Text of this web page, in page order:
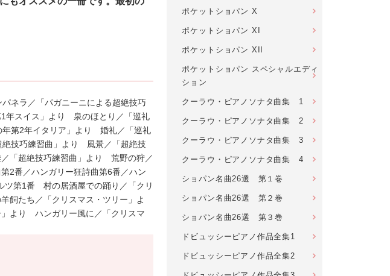
ネラ／「パガニーニによる超絶技巧
1年スイス」より 泉のほとり／「巡礼
第2年イタリア」より 婚礼／「巡礼
技巧練習曲」より 風景／「超絶技
「超絶技巧練習曲」より 荒野の狩／
2番／ハンガリー狂詩曲第6番／ハン
ツ第1番 村の居酒屋での踊り／「クリ
飼たち／「クリスマス・ツリー」よ
より ハンガリー風に／「クリスマ
ポケットショパン X
ポケットショパン XI
ポケットショパン XII
ポケットショパン スペシャルエディ
ション
クーラウ・ピアノソナタ曲集 1
クーラウ・ピアノソナタ曲集 2
クーラウ・ピアノソナタ曲集 3
クーラウ・ピアノソナタ曲集 4
ショパン名曲26選 第１巻
ショパン名曲26選 第２巻
ショパン名曲26選 第３巻
ドビュッシーピアノ作品全集1
ドビュッシーピアノ作品全集2